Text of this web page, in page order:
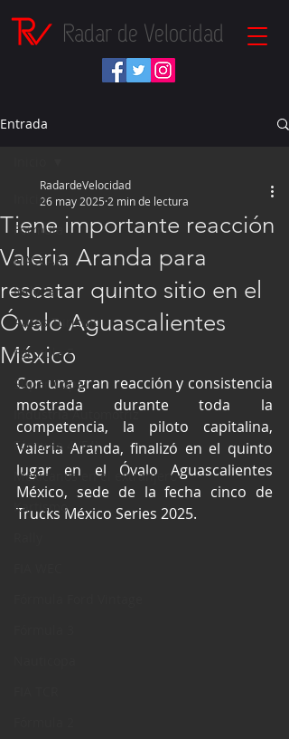
Radar de Velocidad
Entrada
Inicio
Fórmula 1
NASCAR
IndyCar
Autos Turismo
Fórmula E
Súper Copa
Industria Automotriz
Fórmula 4 (F4)
Mexicanos en el extranjero
Kartismo
Tiene importante reacción
Valeria Aranda para
rescatar quinto sitio en el
Óvalo Aguascalientes
México
RadardeVelocidad
26 may 2025 2 min de lectura
Con una gran reacción y consistencia
mostrada durante toda la
competencia, la piloto capitalina,
Valeria Aranda, finalizó en el quinto
lugar en el Óvalo Aguascalientes
México, sede de la fecha cinco de
Trucks México Series 2025.